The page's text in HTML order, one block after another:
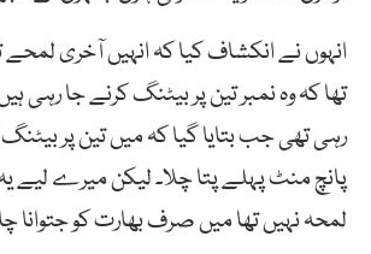
انہوں نے انکشاف کیا کہ انہیں آخری
تھا کہ وہ نمبر تین پر بیٹنگ کرنے جا رہی
رہی تھی جب بتایا گیا کہ میں تین پر
پانچ منٹ پہلے پتا چلا۔ لیکن میرے لیے یہ
لمحہ نہیں تھا میں صرف بھارت کو جتوانا